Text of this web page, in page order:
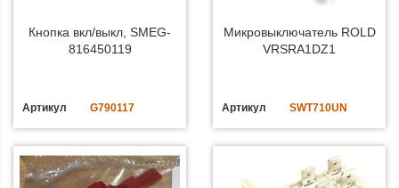
Кнопка вкл/выкл, SMEG-
816450119
Артикул G790117
Микровыключатель ROLD
VRSRA1DZ1
Артикул SWT710UN